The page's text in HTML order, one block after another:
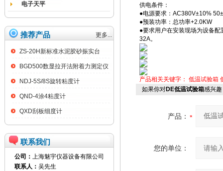
电子天平
推荐产品 更多...
ZS-20H新标准水泥胶砂振实台
BGD500数显拉开法附着力测定仪
NDJ-5S/8S旋转粘度计
QND-4涂4粘度计
QXD刮板细度计
联系我们
公司： 上海魅宇仪器设备有限公司
联系人： 吴先生
供电条件：
●电源要求：AC380V±10%
●预装功率：总功率+2.0KW
●要求用户在安装现场为设备
32A。
产品相关关键字： 低温试验箱
如果你对DE低温试验箱感兴
产品：
您的单位：